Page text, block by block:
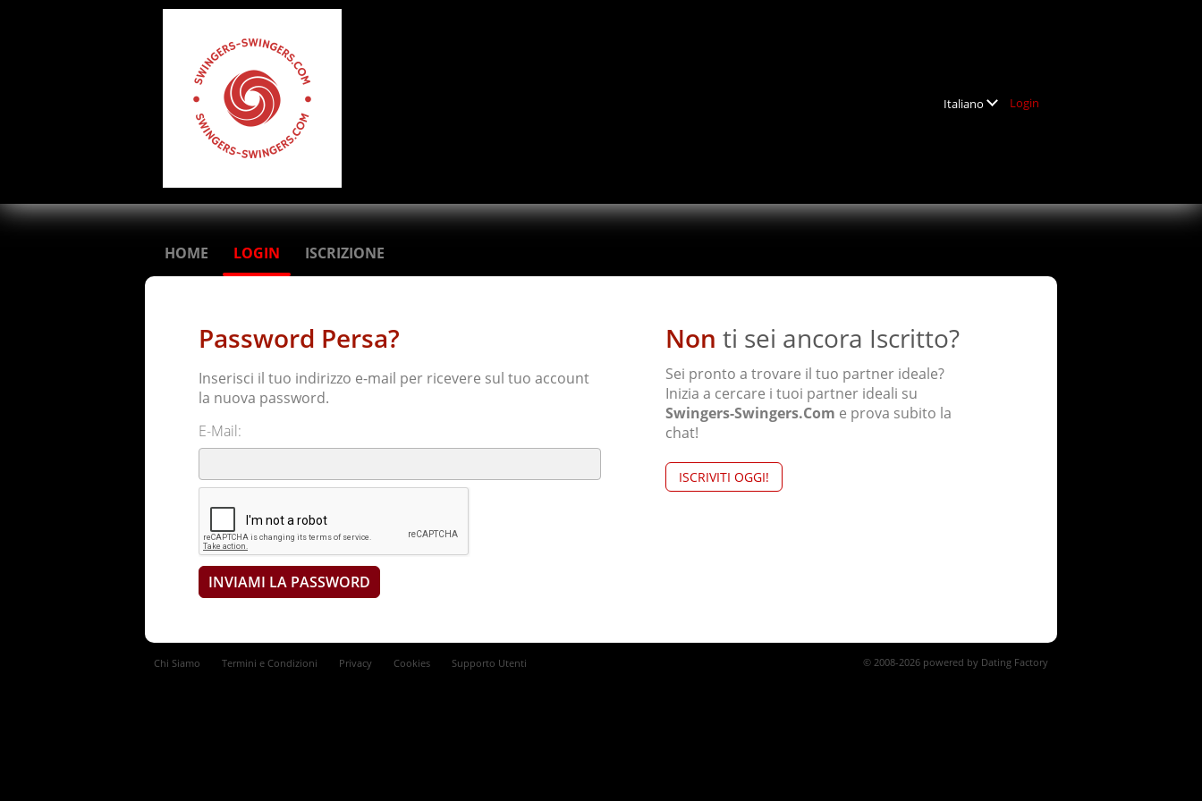
Italiano Login
HOME LOGIN ISCRIZIONE
Password Persa?
Inserisci il tuo indirizzo e-mail per ricevere sul tuo account
la nuova password.
E-Mail:
Non ti sei ancora Iscritto?
Sei pronto a trovare il tuo partner ideale?
Inizia a cercare i tuoi partner ideali su
Swingers-Swingers.Com e prova subito la
chat!
ISCRIVITI OGGI!
Chi Siamo Termini e Condizioni Privacy Cookies Supporto Utenti © 2008-2026 powered by Dating Factory